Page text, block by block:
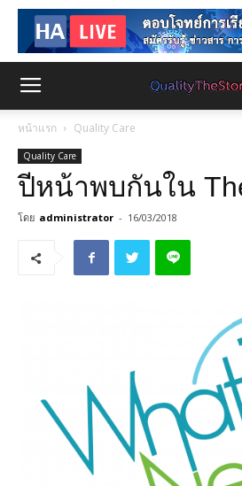
หน้าแรก Quality Care
Quality Care
ปีหน้าพบกันใน
โดย administrator - 16/03/2018